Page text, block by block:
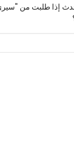
إذا طلبت من